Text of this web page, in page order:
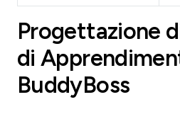
Progettazione
di
BuddyBoss